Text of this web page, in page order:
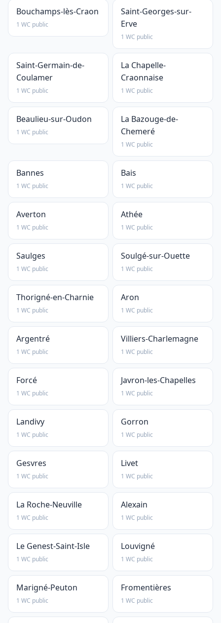
Bouchamps-lès-Craon
1 WC public
Saint-Georges-sur-
Erve
1 WC public
Saint-Germain-de-
Coulamer
1 WC public
La Chapelle-
Craonnaise
1 WC public
Beaulieu-sur-Oudon
1 WC public
La Bazouge-de-
Chemeré
1 WC public
Bannes
1 WC public
Bais
1 WC public
Averton
1 WC public
Athée
1 WC public
Saulges
1 WC public
Soulgé-sur-Ouette
1 WC public
Thorigné-en-Charnie
1 WC public
Aron
1 WC public
Argentré
1 WC public
Villiers-Charlemagne
1 WC public
Forcé
1 WC public
Javron-les-Chapelles
1 WC public
Landivy
1 WC public
Gorron
1 WC public
Gesvres
1 WC public
Livet
1 WC public
La Roche-Neuville
1 WC public
Alexain
1 WC public
Le Genest-Saint-Isle
1 WC public
Louvigné
1 WC public
Marigné-Peuton
1 WC public
Fromentières
1 WC public